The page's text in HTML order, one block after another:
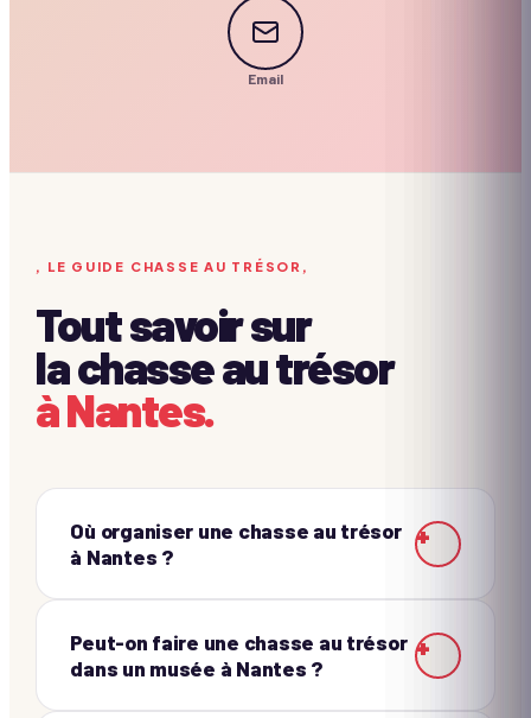
Email
, LE GUIDE CHASSE AU TRÉSOR,
Tout savoir sur
la chasse au trésor
à Nantes.
Où organiser une chasse au trésor
à Nantes ?
+
Peut-on faire une chasse au trésor
dans un musée à Nantes ?
+